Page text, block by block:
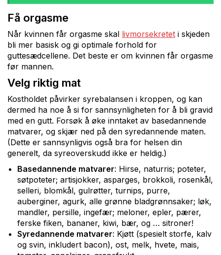
Få orgasme
Når kvinnen får orgasme skal livmorsekretet i skjeden
bli mer basisk og gi optimale forhold for
guttesædcellene. Det beste er om kvinnen får orgasme
før mannen.
Velg riktig mat
Kostholdet påvirker syrebalansen i kroppen, og kan
dermed ha noe å si for sannsynligheten for å bli gravid
med en gutt. Forsøk å øke inntaket av basedannende
matvarer, og skjær ned på den syredannende maten.
(Dette er sannsynligvis også bra for helsen din
generelt, da syreoverskudd ikke er heldig.)
Basedannende matvarer: Hirse, naturris; poteter,
søtpoteter; artisjokker, asparges, brokkoli, rosenkål,
selleri, blomkål, gulrøtter, turnips, purre,
auberginer, agurk, alle grønne bladgrønnsaker; løk,
mandler, persille, ingefær; meloner, epler, pærer,
ferske fiken, bananer, kiwi, bær, og … sitroner!
Syredannende matvarer: Kjøtt (spesielt storfe, kalv
og svin, inkludert bacon), ost, melk, hvete, mais,